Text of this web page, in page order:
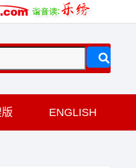
ENGLISH